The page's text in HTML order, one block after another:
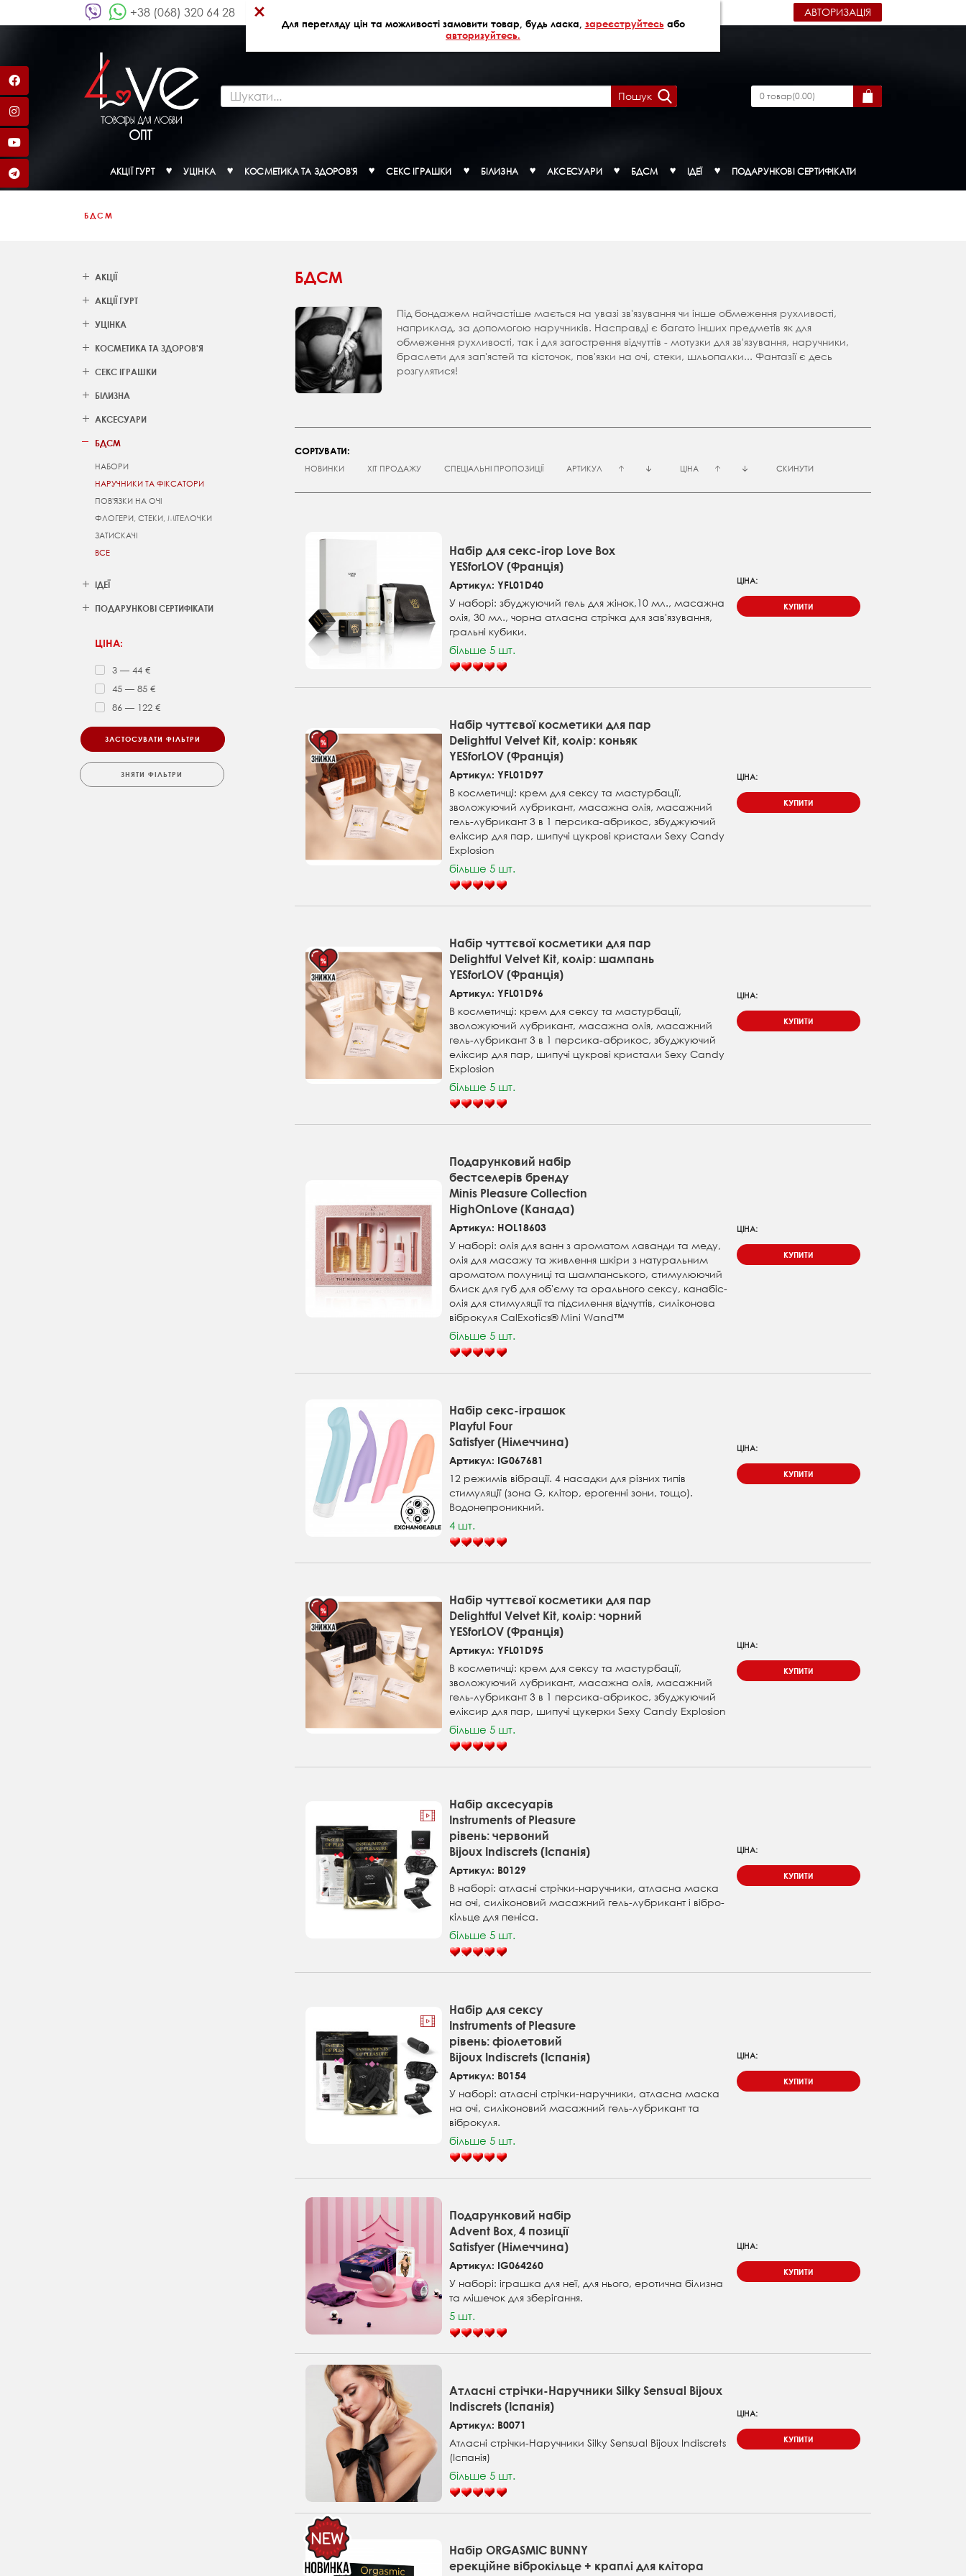
Для перегляду цін та можливості замовити товар, будь ласка, зареєструйтесьабо
авторизуйтесь.
×
+38 (068) 320 64 28 АВТОРИЗАЦІЯ
Пошук 0товар(0.00)
АКЦІЇ ГУРТ УЦІНКА КОСМЕТИКА ТА ЗДОРОВ'Я СЕКС ІГРАШКИ БІЛИЗНА АКСЕСУАРИ БДСМ ІДЕЇ ПОДАРУНКОВІ СЕРТИФІКАТИ
БДСМ
АКЦІЇ
АКЦІЇ ГУРТ
УЦІНКА
КОСМЕТИКА ТА ЗДОРОВ'Я
СЕКС ІГРАШКИ
БІЛИЗНА
АКСЕСУАРИ
БДСМ
НАБОРИ
НАРУЧНИКИ ТА ФІКСАТОРИ
ПОВ'ЯЗКИ НА ОЧІ
ФЛОГЕРИ, СТЕКИ, МІТЕЛОЧКИ
ЗАТИСКАЧІ
ВСЕ
ІДЕЇ
ПОДАРУНКОВІ СЕРТИФІКАТИ
ЦІНА:
3 — 44 €
45 — 85 €
86 — 122 €
БДСМ
Під бондажем найчастіше мається на увазі зв'язування чи інше обмеження рухливості,
наприклад, за допомогою наручників. Насправді є багато інших предметів як для
обмеження рухливості, так і для загострення відчуттів - мотузки для зв'язування, наручники,
браслети для зап'ястей та кісточок, пов'язки на очі, стеки, шльопалки... Фантазії є десь
розгулятися!
СОРТУВАТИ:
НОВИНКИ
ХІТ ПРОДАЖУ СПЕЦІАЛЬНІ ПРОПОЗИЦІЇ АРТИКУЛ ЦІНА СКИНУТИ
Набір для секс-ігор Love Box
YESforLOV (Франція)
Артикул: YFL01D40
У наборі: збуджуючий гель для жінок,10 мл., масажна
олія, 30 мл., чорна атласна стрічка для зав'язування,
гральні кубики.
більше 5 шт.
ЦІНА:
КУПИТИ
Набір чуттєвої косметики для пар
Delightful Velvet Kit, колір: коньяк
YESforLOV (Франція)
Артикул: YFL01D97
В косметичці: крем для сексу та мастурбації,
зволожуючий лубрикант, масажна олія, масажний
гель-лубрикант 3 в 1 персика-абрикос, збуджуючий
еліксир для пар, шипучі цукрові кристали Sexy Candy
Explosion
більше 5 шт.
ЦІНА:
КУПИТИ
Набір чуттєвої косметики для пар
Delightful Velvet Kit, колір: шампань
YESforLOV (Франція)
Артикул: YFL01D96
В косметичці: крем для сексу та мастурбації,
зволожуючий лубрикант, масажна олія, масажний
гель-лубрикант 3 в 1 персика-абрикос, збуджуючий
еліксир для пар, шипучі цукрові кристали Sexy Candy
Explosion
більше 5 шт.
ЦІНА:
КУПИТИ
Подарунковий набір
бестселерів бренду
Minis Pleasure Collection
HighOnLove (Канада)
Артикул: HOL18603
У наборі: олія для ванн з ароматом лаванди та меду,
олія для масажу та живлення шкіри з натуральним
ароматом полуниці та шампанського, стимулюючий
блиск для губ для об'єму та орального сексу, канабіс-
олія для стимуляції та підсилення відчуттів, силіконова
віброкуля CalExotics® Mini Wand™
більше 5 шт.
ЦІНА:
КУПИТИ
Набір секс-іграшок
Playful Four
Satisfyer (Німеччина)
Артикул: IG067681
12 режимів вібрації. 4 насадки для різних типів
стимуляції (зона G, клітор, ерогенні зони, тощо).
Водонепроникний.
4 шт.
ЦІНА:
КУПИТИ
Набір чуттєвої косметики для пар
Delightful Velvet Kit, колір: чорний
YESforLOV (Франція)
Артикул: YFL01D95
В косметичці: крем для сексу та мастурбації,
зволожуючий лубрикант, масажна олія, масажний
гель-лубрикант 3 в 1 персика-абрикос, збуджуючий
еліксир для пар, шипучі цукерки Sexy Candy Explosion
більше 5 шт.
ЦІНА:
КУПИТИ
Набір аксесуарів
Instruments of Pleasure
рівень: червоний
Bijoux Indiscrets (Іспанія)
Артикул: B0129
В наборі: атласні стрічки-наручники, атласна маска
на очі, силіконовий масажний гель-лубрикант і вібро-
кільце для пеніса.
більше 5 шт.
ЦІНА:
КУПИТИ
Набір для сексу
Instruments of Pleasure
рівень: фіолетовий
Bijoux Indiscrets (Іспанія)
Артикул: B0154
У наборі: атласні стрічки-наручники, атласна маска
на очі, силіконовий масажний гель-лубрикант та
віброкуля.
більше 5 шт.
ЦІНА:
КУПИТИ
Подарунковий набір
Advent Box, 4 позиції
Satisfyer (Німеччина)
Артикул: IG064260
У наборі: іграшка для неї, для нього, еротична білизна
та мішечок для зберігання.
5 шт.
ЦІНА:
КУПИТИ
Атласні стрічки-Наручники Silky Sensual Bijoux
Indiscrets (Іспанія)
Артикул: B0071
Атласні стрічки-Наручники Silky Sensual Bijoux Indiscrets
(Іспанія)
більше 5 шт.
ЦІНА:
КУПИТИ
Набір ORGASMIC BUNNY
ерекційне віброкільце + краплі для клітора